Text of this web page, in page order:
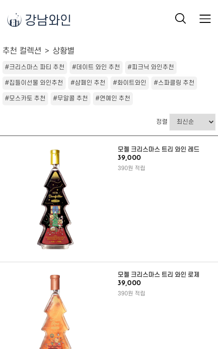
강남와인
추천 컬렉션 상황별
#크리스마스 파티 추천 #데이트 와인 추천 #피크닉 와인추천
#집들이선물 와인추천 #샴페인 추천 #화이트와인 #스파클링 추천
#모스카토 추천 #무알콜 추천 #연예인 추천
정렬
모젤 크리스마스 트리 와인 레드
39,000
390원 적립
모젤 크리스마스 트리 와인 로제
39,000
390원 적립